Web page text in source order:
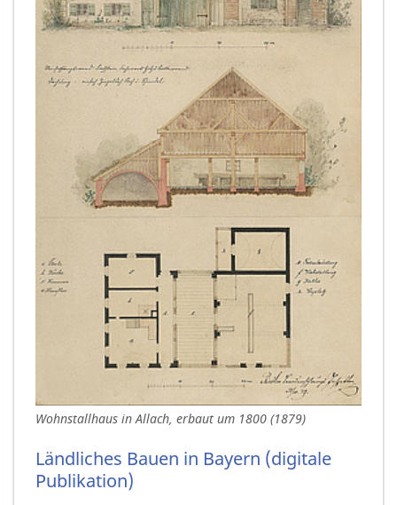
Wohnstallhaus in Allach, erbaut um 1800 (1879)
Ländliches Bauen in Bayern (digitale
Publikation)